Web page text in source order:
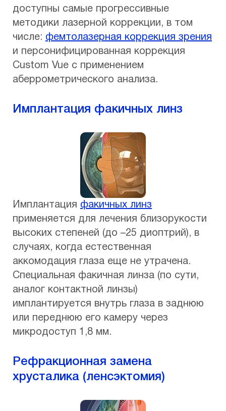
доступны самые прогрессивные
методики лазерной коррекции, в том
числе: фемтолазерная коррекция зрения
и персонифицированная коррекция
Custom Vue с применением
аберрометрического анализа.
Имплантация факичных линз
Имплантация факичных линз
применяется для лечения близорукости
высоких степеней (до –25 диоптрий), в
случаях, когда естественная
аккомодация глаза еще не утрачена.
Специальная факичная линза (по сути,
аналог контактной линзы)
имплантируется внутрь глаза в заднюю
или переднюю его камеру через
микродоступ 1,8 мм.
Рефракционная замена
хрусталика (ленсэктомия)